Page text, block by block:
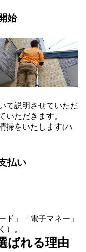
始
て説明させていただ
いただきます。
掃をいたします(ハ
払い
ド」「電子マネー」
）。
ばれる理由